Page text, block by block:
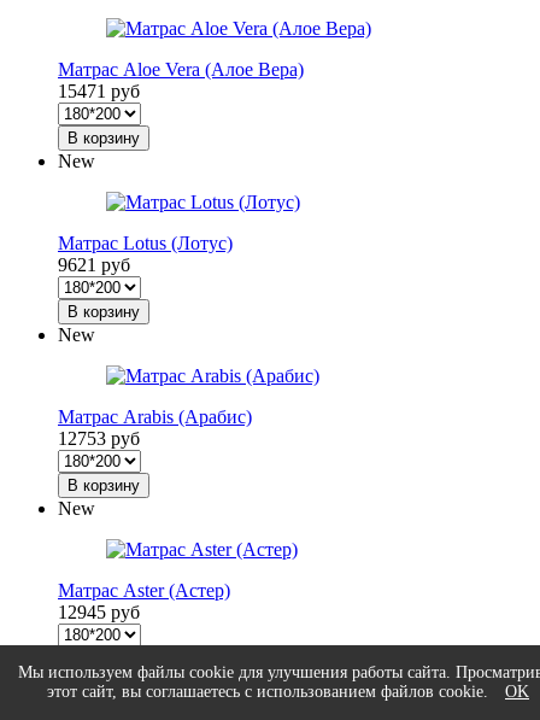
Мы используем файлы cookie для улучшения работы сайта.
этот сайт, вы соглашаетесь с использованием файлов cookie.
OK
Матрас Aloe Vera (Алое Вера)
15471 руб
В корзину
New
Матрас Lotus (Лотус)
9621 руб
В корзину
New
Матрас Arabis (Арабис)
12753 руб
В корзину
New
Матрас Aster (Астер)
12945 руб
New